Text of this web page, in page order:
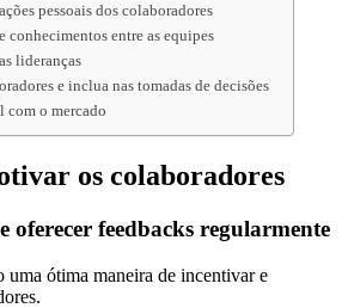
pessoais dos colaboradores
conhecimentos entre as equipes
lideranças
e inclua nas tomadas de decisões
com o mercado
os colaboradores
oferecer feedbacks regularmente
uma ótima maneira de incentivar e